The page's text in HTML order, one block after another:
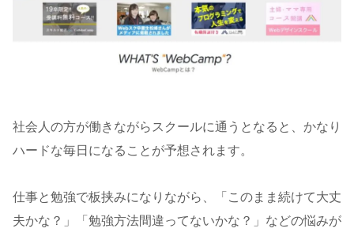
社会人の方が働きながらスクールに通うとなると、かなり
ハードな毎日になることが予想されます。
仕事と勉強で板挟みになりながら、「このまま続けて大丈
夫かな？」「勉強方法間違ってないかな？」などの悩みが